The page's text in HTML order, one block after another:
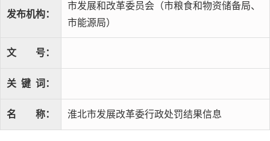
发布机构：
市发展和改革委员会（市粮食和物资储备局、
市能源局）
文 号：
关 键 词：
名 称： 淮北市发展改革委行政处罚结果信息